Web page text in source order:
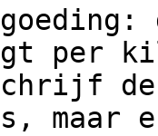
per
maar